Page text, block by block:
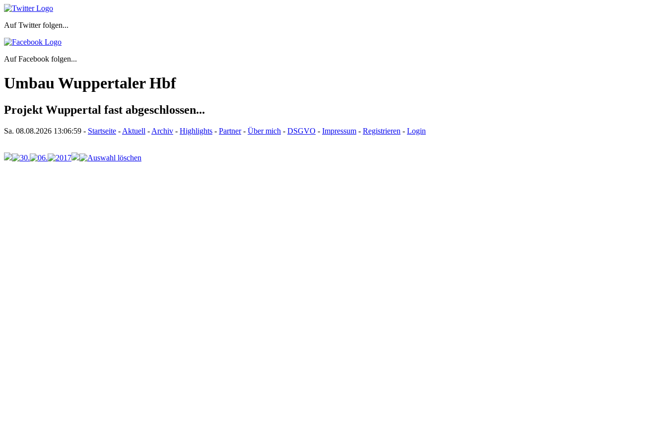
Auf Twitter folgen...
Auf Facebook folgen...
Umbau Wuppertaler Hbf
Projekt Wuppertal fast abgeschlossen...
Sa. 08.08.2026 13:06:59 - Startseite - Aktuell - Archiv - Highlights - Partner- Über mich - DSGVO - Impressum - Registrieren - Login